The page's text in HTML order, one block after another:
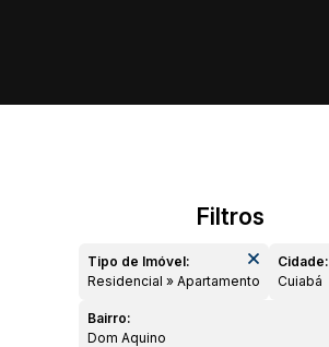
Tipo de Imóvel:
Residencial » Apartamento
Cidade:
Cuiabá
Bairro:
Dom Aquino